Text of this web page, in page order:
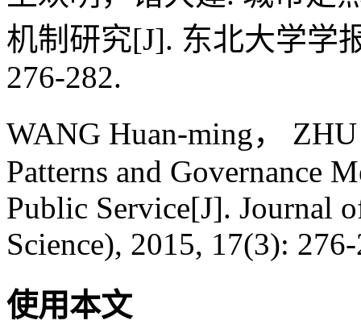
机制研究[J]. 东北大学学
276-282.
WANG Huan-ming，
Patterns and Governance
Public Service[J]. Journal
Science), 2015, 17(3):
使用本文